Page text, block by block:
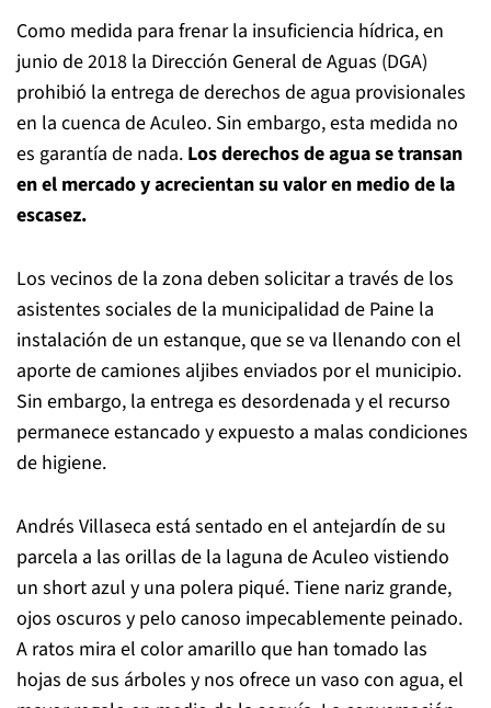
Como medida para frenar la insuficiencia hídrica, en
junio de 2018 la Dirección General de Aguas (DGA)
prohibió la entrega de derechos de agua provisionales
en la cuenca de Aculeo. Sin embargo, esta medida no
es garantía de nada. Los derechos de agua se transan
en el mercado y acrecientan su valor en medio de la
escasez.
Los vecinos de la zona deben solicitar a través de los
asistentes sociales de la municipalidad de Paine la
instalación de un estanque, que se va llenando con el
aporte de camiones aljibes enviados por el municipio.
Sin embargo, la entrega es desordenada y el recurso
permanece estancado y expuesto a malas condiciones
de higiene.
Andrés Villaseca está sentado en el antejardín de su
parcela a las orillas de la laguna de Aculeo vistiendo
un short azul y una polera piqué. Tiene nariz grande,
ojos oscuros y pelo canoso impecablemente peinado.
A ratos mira el color amarillo que han tomado las
hojas de sus árboles y nos ofrece un vaso con agua, el